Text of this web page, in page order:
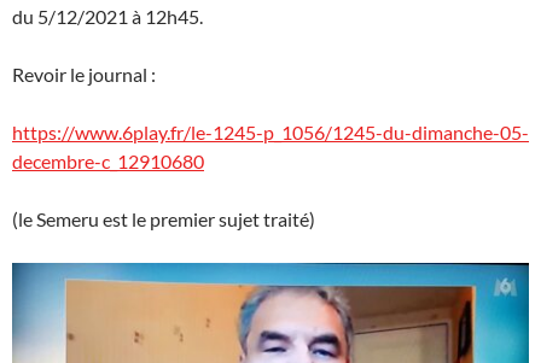
du 5/12/2021 à 12h45.
Revoir le journal :
https://www.6play.fr/le-1245-p_1056/1245-du-dimanche-05-
decembre-c_12910680
(le Semeru est le premier sujet traité)